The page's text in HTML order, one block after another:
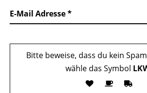
E-Mail Adresse
Bitte beweise, dass du kein
wähle das Symbol